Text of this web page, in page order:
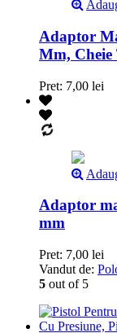
Adaptor
Mm,
Pret: 7,00 lei
Adaptor
mm
Pret: 7,00 lei
Vandut de:
5 out of 5